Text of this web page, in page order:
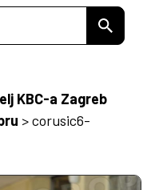
KBC-a Zagreb
>corusic6-